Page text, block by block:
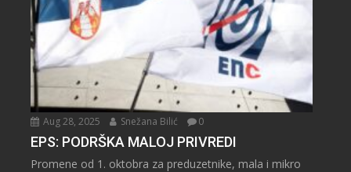
Aug 28, 2025 Snežana Bilić 0
EPS: PODRŠKA MALOJ PRIVREDI
Promene od 1. oktobra za preduzetnike, mala i mikro